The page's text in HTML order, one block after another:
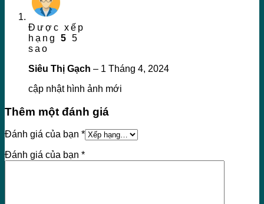
Được xếp
hạng 5 5
sao
Siêu Thị Gạch – 1 Tháng 4, 2024
cập nhật hình ảnh mới
Thêm một đánh giá
Đánh giá của bạn *
Đánh giá của bạn *